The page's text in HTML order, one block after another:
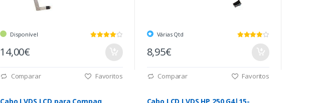
Disponível
14,00€
Comparar Favoritos
Várias Qtd
8,95€
Comparar Favoritos